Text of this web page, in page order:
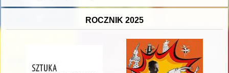
ROCZNIK 2025